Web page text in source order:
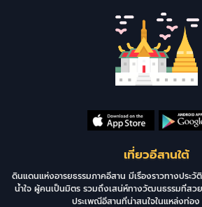
เที่ยวอีสานใต้
ดินแดนแห่งอารยธรรมภาคอีสาน มีเรื่องราวทางประ
น้ำใจ ผู้คนเป็นมิตร รวมถึงเสน่ห์ทางวัฒนธรรมที่สวย
ประเพณีอีสานที่น่าสนใจในแหล่งท่อง